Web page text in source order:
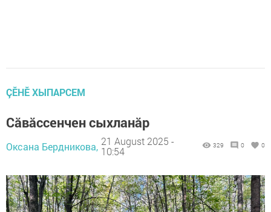
ÇӖНӖ ХЫПАРСЕМ
Сăвăссенчен сыхланăр
Оксана Бердникова, 21 August 2025 -
10:54
329 0 0